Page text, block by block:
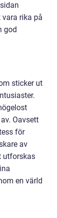
rika på
god
sticker ut
Oavsett
för
av
utforskas
en värld